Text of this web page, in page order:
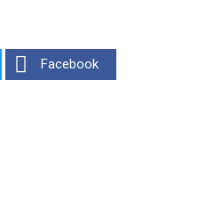
Facebook